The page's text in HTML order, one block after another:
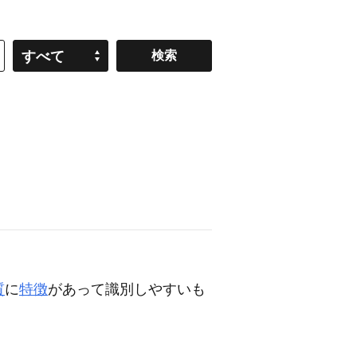
すべて
に特徴があって識別しやすいも